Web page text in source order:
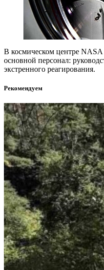
В космическом центре NASA
основной персонал:
экстренного реагирования.
Рекомендуем